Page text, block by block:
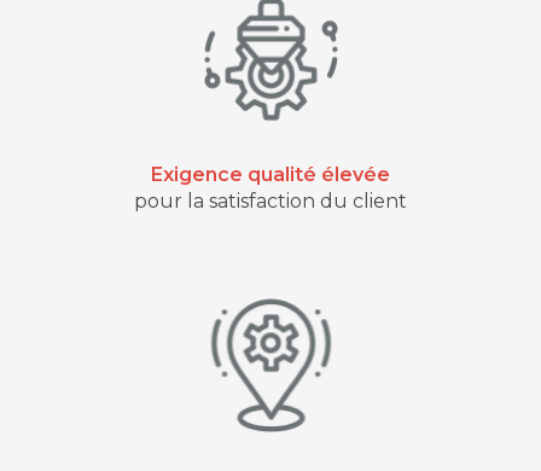
Exigence qualité élevée
pour la satisfaction du client